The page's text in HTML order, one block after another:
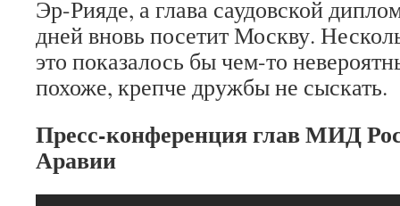
Эр-Рияде, а глава саудовской
дней вновь посетит Москву.
это показалось бы чем-то
похоже, крепче дружбы не сыскать.
Пресс-конференция глав МИД
Аравии